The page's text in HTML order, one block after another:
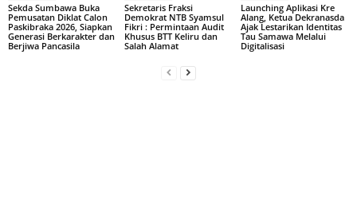
Sekda Sumbawa Buka
Pemusatan Diklat Calon
Paskibraka 2026, Siapkan
Generasi Berkarakter dan
Berjiwa Pancasila
Sekretaris Fraksi
Demokrat NTB Syamsul
Fikri : Permintaan Audit
Khusus BTT Keliru dan
Salah Alamat
Launching Aplikasi Kre
Alang, Ketua Dekranasda
Ajak Lestarikan Identitas
Tau Samawa Melalui
Digitalisasi